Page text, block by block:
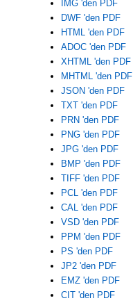
IMG 'den PDF
DWF 'den PDF
HTML 'den PDF
ADOC 'den PDF
XHTML 'den PDF
MHTML 'den PDF
JSON 'den PDF
TXT 'den PDF
PRN 'den PDF
PNG 'den PDF
JPG 'den PDF
BMP 'den PDF
TIFF 'den PDF
PCL 'den PDF
CAL 'den PDF
VSD 'den PDF
PPM 'den PDF
PS 'den PDF
JP2 'den PDF
EMZ 'den PDF
CIT 'den PDF